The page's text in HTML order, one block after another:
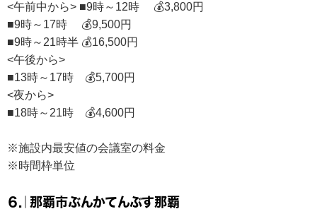
<午前中から> ■9時～12時 💰3,800円
■9時～17時 💰9,500円
■9時～21時半 💰16,500円
<午後から>
■13時～17時 💰5,700円
<夜から>
■18時～21時 💰4,600円
※施設内最安値の会議室の料金
※時間枠単位
６.｜那覇市ぶんかてんぶす那覇